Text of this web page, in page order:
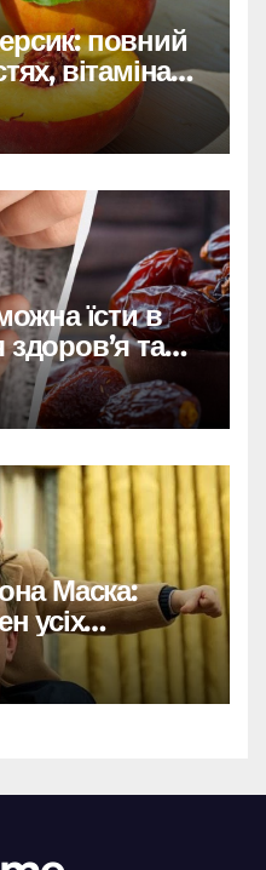
повний
вітамінах і
їсти в
та
Маска:
усіх